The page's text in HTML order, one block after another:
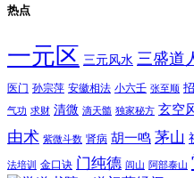
热点
一元区 三元风水 三盛道
医门 孙宗萍 安徽相法 小六壬 张至顺
气功 求财 清微 滴天髓 独家秘方 玄空
由术 紫微斗数 肾病 胡一鸣 茅山
法培训 金口诀 门纯德 闾山 阿部泰山